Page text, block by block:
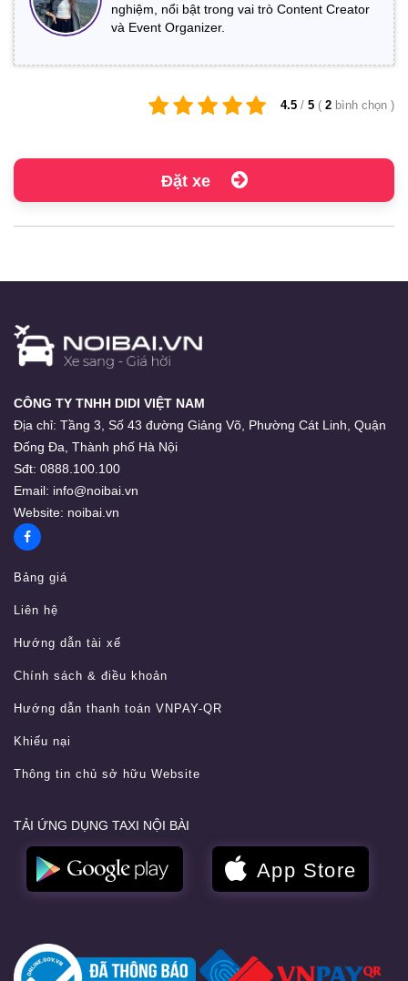
nghiệm, nổi bật trong vai trò Content Creator
và Event Organizer.
4.5 / 5 ( 2 bình chọn )
Đặt xe
CÔNG TY TNHH DIDI VIỆT NAM
Địa chỉ: Tầng 3, Số 43 đường Giảng Võ, Phường Cát Linh, Quận
Đống Đa, Thành phố Hà Nội
Sđt: 0888.100.100
Email: info@noibai.vn
Website: noibai.vn
Bảng giá
Liên hệ
Hướng dẫn tài xế
Chính sách & điều khoản
Hướng dẫn thanh toán VNPAY-QR
Khiếu nại
Thông tin chủ sở hữu Website
TẢI ỨNG DỤNG TAXI NỘI BÀI